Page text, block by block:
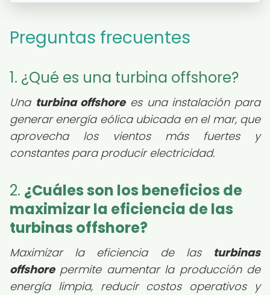
Preguntas frecuentes
1. ¿Qué es una turbina offshore?
Una turbina offshorees una instalación para
generar energía eólica ubicada en el mar, que
aprovecha los vientos más fuertes y
constantes para producir electricidad.
2. ¿Cuáles son los beneficios de
maximizar la eficiencia de las
turbinas offshore?
Maximizar la eficiencia de las turbinas
offshorepermite aumentar la producción de
energía limpia, reducir costos operativos y